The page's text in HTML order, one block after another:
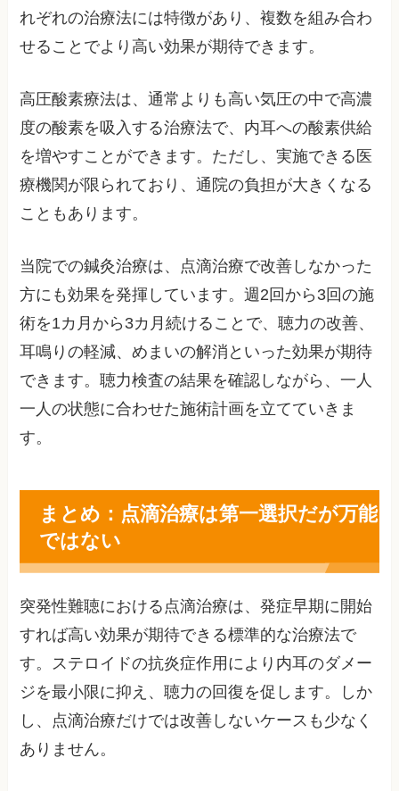
れぞれの治療法には特徴があり、複数を組み合わ
せることでより高い効果が期待できます。
高圧酸素療法は、通常よりも高い気圧の中で高濃
度の酸素を吸入する治療法で、内耳への酸素供給
を増やすことができます。ただし、実施できる医
療機関が限られており、通院の負担が大きくなる
こともあります。
当院での鍼灸治療は、点滴治療で改善しなかった
方にも効果を発揮しています。週2回から3回の施
術を1カ月から3カ月続けることで、聴力の改善、
耳鳴りの軽減、めまいの解消といった効果が期待
できます。聴力検査の結果を確認しながら、一人
一人の状態に合わせた施術計画を立てていきま
す。
まとめ：点滴治療は第一選択だが万能
ではない
突発性難聴における点滴治療は、発症早期に開始
すれば高い効果が期待できる標準的な治療法で
す。ステロイドの抗炎症作用により内耳のダメー
ジを最小限に抑え、聴力の回復を促します。しか
し、点滴治療だけでは改善しないケースも少なく
ありません。